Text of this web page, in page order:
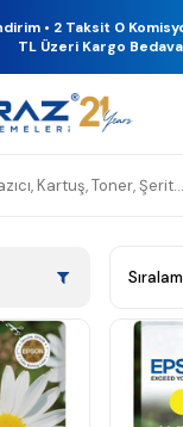
• 2 Taksit 0
TL Üzeri Kargo Bedava